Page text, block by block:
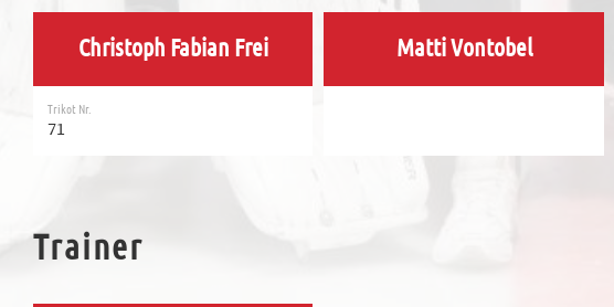
Christoph Fabian Frei
Trikot Nr.
71
Matti Vontobel
Trainer